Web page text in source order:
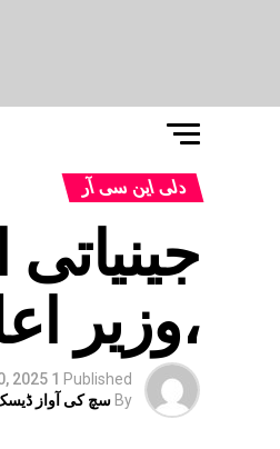
دلی این سی آر
،وزیر
Published
1 year ago
2025
By سچ کی آواز